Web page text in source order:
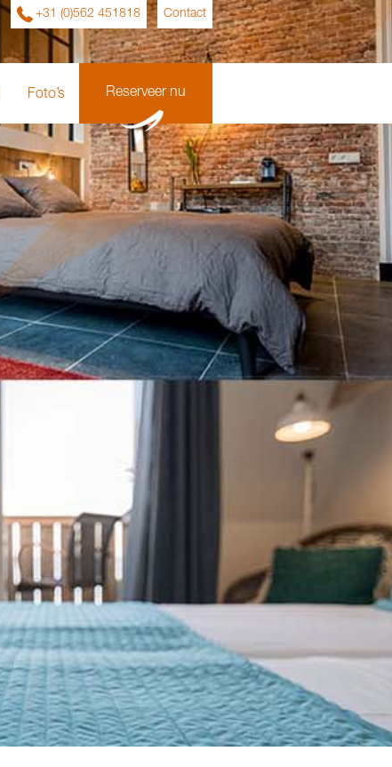
+31 (0)562 451818 Contact
Foto’s Reserveer nu